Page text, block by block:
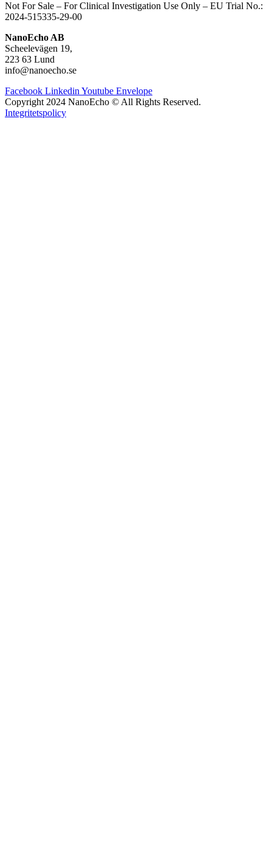
Not For Sale – For Clinical Investigation Use Only – EU Trial No.:
2024-515335-29-00
NanoEcho AB
Scheelevägen 19,
223 63 Lund
info@nanoecho.se
Facebook Linkedin Youtube Envelope
Copyright 2024 NanoEcho © All Rights Reserved.
Integritetspolicy